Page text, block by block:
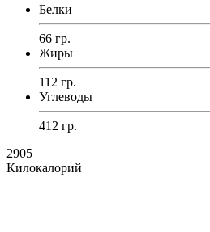
Белки
66 гр.
Жиры
112 гр.
Углеводы
412 гр.
2905
Килокалорий